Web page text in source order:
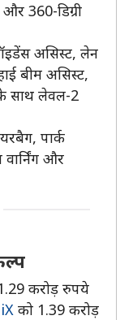
360-डिग्री
असिस्ट, लेन
बीम असिस्ट,
साथ लेवल-2
पार्क
वार्निंग और
1.29 करोड़ रुपये
को 1.39 करोड़